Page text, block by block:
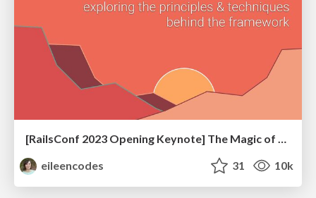
eileencodes
31 10k